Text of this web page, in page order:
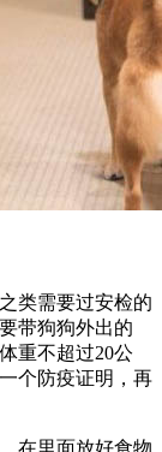
类需要过安检的
带狗狗外出的
重不超过20公
个防疫证明，再